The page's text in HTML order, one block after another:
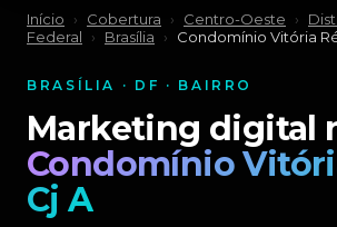
Início › Cobertura › Centro-Oeste ›
Federal
› Brasília › Condomínio Vitória
BRASÍLIA · DF · BAIRRO
Marketing digital
Condomínio
Cj A